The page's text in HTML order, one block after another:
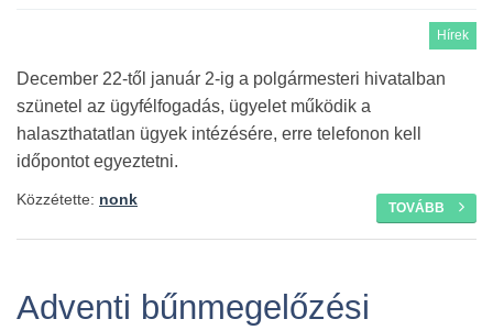
Hírek
December 22-től január 2-ig a polgármesteri hivatalban
szünetel az ügyfélfogadás, ügyelet működik a
halaszthatatlan ügyek intézésére, erre telefonon kell
időpontot egyeztetni.
TOVÁBB
Közzétette: nonk
Adventi bűnmegelőzési